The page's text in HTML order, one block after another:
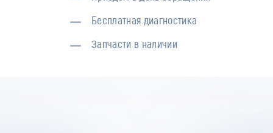
Бесплатная диагностика
Запчасти в наличии